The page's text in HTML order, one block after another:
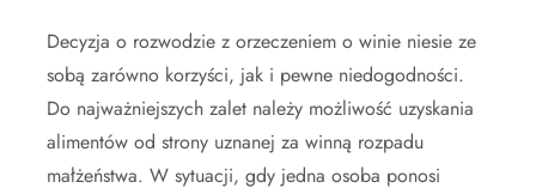
Decyzja o rozwodzie z orzeczeniem o winie niesie ze
sobą zarówno korzyści, jak i pewne niedogodności.
Do najważniejszych zalet należy możliwość uzyskania
alimentów od strony uznanej za winną rozpadu
małżeństwa. W sytuacji, gdy jedna osoba ponosi